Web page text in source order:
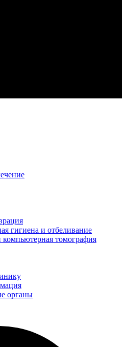
гигиена и отбеливание
компьютерная томография
органы